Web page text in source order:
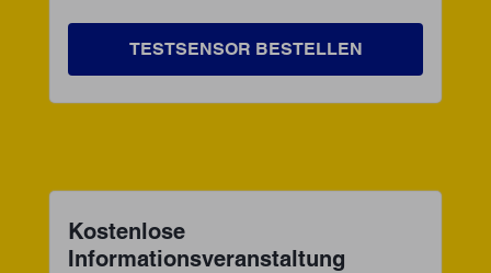
TESTSENSOR BESTELLEN
Kostenlose
Informationsveranstaltung